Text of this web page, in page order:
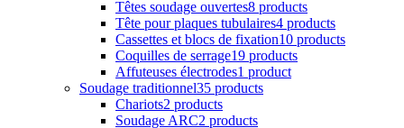
Têtes soudage ouvertes8 products
Tête pour plaques tubulaires4 products
Cassettes et blocs de fixation10 products
Coquilles de serrage19 products
Affuteuses électrodes1 product
Soudage traditionnel35 products
Chariots2 products
Soudage ARC2 products